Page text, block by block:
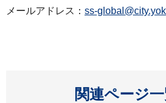
メールアドレス： ss-
関連ページ開く